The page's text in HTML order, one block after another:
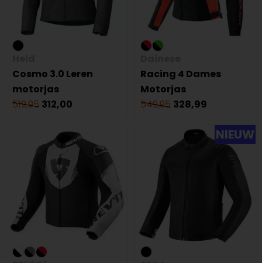
Cosmo 3.0 Leren
motorjas
519,95 312,00
Racing 4 Dames
Motorjas
549,95 328,99
NIEUW